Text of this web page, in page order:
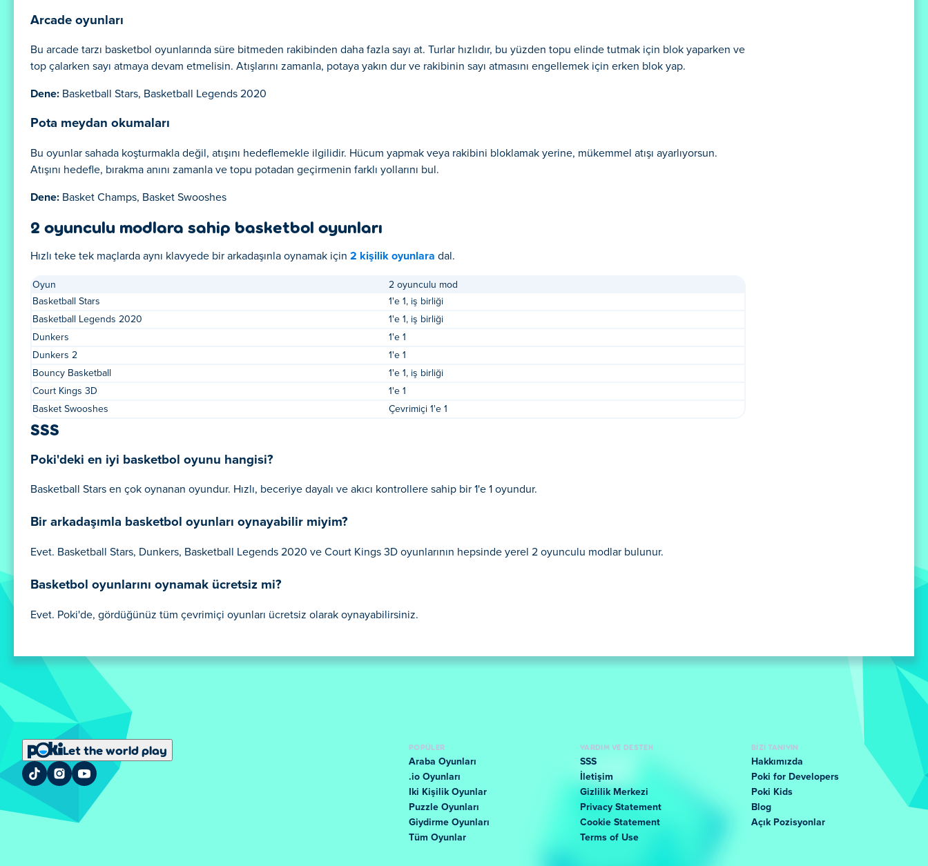
Arcade oyunları
Bu arcade tarzı basketbol oyunlarında süre bitmeden rakibinden daha fazla sayı at. Turlar hızlıdır, bu yüzden topu elinde tutmak için blok yaparken ve
top çalarken sayı atmaya devam etmelisin. Atışlarını zamanla, potaya yakın dur ve rakibinin sayı atmasını engellemek için erken blok yap.
Dene: Basketball Stars, Basketball Legends 2020
Pota meydan okumaları
Bu oyunlar sahada koşturmakla değil, atışını hedeflemekle ilgilidir. Hücum yapmak veya rakibini bloklamak yerine, mükemmel atışı ayarlıyorsun.
Atışını hedefle, bırakma anını zamanla ve topu potadan geçirmenin farklı yollarını bul.
Dene: Basket Champs, Basket Swooshes
2 oyunculu modlara sahip basketbol oyunları
Hızlı teke tek maçlarda aynı klavyede bir arkadaşınla oynamak için 2 kişilik oyunlara dal.
Oyun
2 oyunculu mod
Basketball Stars
1'e 1, iş birliği
Basketball Legends 2020
1'e 1, iş birliği
Dunkers
1'e 1
Dunkers 2
1'e 1
Bouncy Basketball
1'e 1, iş birliği
Court Kings 3D
1'e 1
Basket Swooshes
Çevrimiçi 1'e 1
SSS
Poki'deki en iyi basketbol oyunu hangisi?
Basketball Stars en çok oynanan oyundur. Hızlı, beceriye dayalı ve akıcı kontrollere sahip bir 1'e 1 oyundur.
Bir arkadaşımla basketbol oyunları oynayabilir miyim?
Evet. Basketball Stars, Dunkers, Basketball Legends 2020 ve Court Kings 3D oyunlarının hepsinde yerel 2 oyunculu modlar bulunur.
Basketbol oyunlarını oynamak ücretsiz mi?
Evet. Poki'de, gördüğünüz tüm çevrimiçi oyunları ücretsiz olarak oynayabilirsiniz.
Let the world play
POPÜLER
Araba Oyunları
.io Oyunları
Iki Kişilik Oyunlar
Puzzle Oyunları
Giydirme Oyunları
Tüm Oyunlar
YARDIM VE DESTEK
SSS
İletişim
Gizlilik Merkezi
Privacy Statement
Cookie Statement
Terms of Use
BIZI TANIYIN
Hakkımızda
Poki for Developers
Poki Kids
Blog
Açık Pozisyonlar